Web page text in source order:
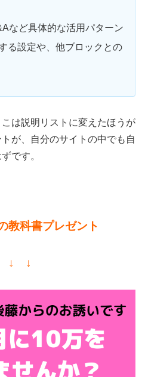
など具体的な活用パターン
る設定や、他ブロックとの
は説明リストに変えたほうが
が、自分のサイトの中でも自
です。
教科書プレゼント
↓ ↓